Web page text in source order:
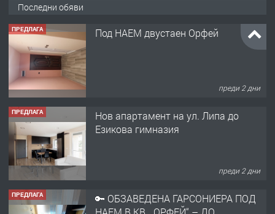
Последни обяви
ПРЕДЛАГА Под НАЕМ двустаен Орфей
преди 2 дни
ПРЕДЛАГА
Нов апартамент на ул. Липа до
Езикова гимназия
преди 2 дни
ПРЕДЛАГА
🔑 ОБЗАВЕДЕНА ГАРСОНИЕРА ПОД